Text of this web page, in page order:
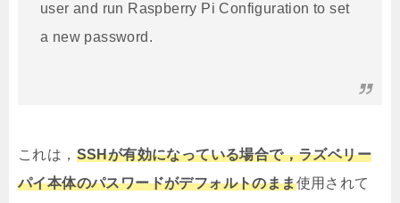
user and run Raspberry Pi Configuration to set
a new password.
これは， SSHが有効になっている場合で，ラズベリー
パイ本体のパスワードがデフォルトのまま使用されて